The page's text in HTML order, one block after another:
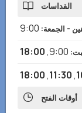
القداسات
- الجمعة:
9:00
:
9:00
,
18:00
,
11:30
,
18:00
أوقات الفتح